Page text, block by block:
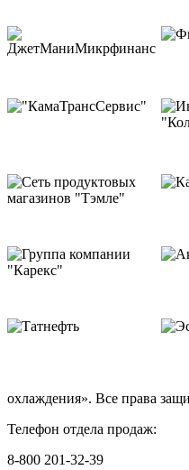
охлаждения». Все права
Телефон отдела продаж:
8-800 201-32-39